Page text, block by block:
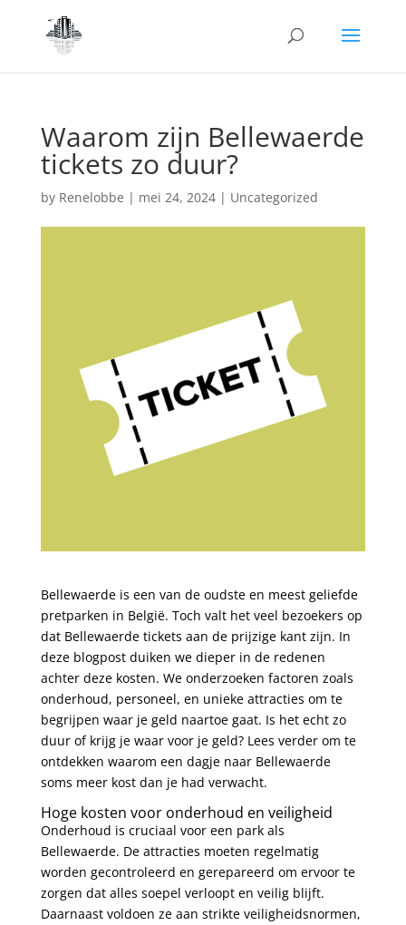
Waarom zijn Bellewaerde
tickets zo duur?
by Renelobbe | mei 24, 2024| Uncategorized
Bellewaerde is een van de oudste en meest geliefde
pretparken in België. Toch valt het veel bezoekers op
dat Bellewaerde tickets aan de prijzige kant zijn. In
deze blogpost duiken we dieper in de redenen
achter deze kosten. We onderzoeken factoren zoals
onderhoud, personeel, en unieke attracties om te
begrijpen waar je geld naartoe gaat. Is het echt zo
duur of krijg je waar voor je geld? Lees verder om te
ontdekken waarom een dagje naar Bellewaerde
soms meer kost dan je had verwacht.
Hoge kosten voor onderhoud en veiligheid
Onderhoud is cruciaal voor een park als
Bellewaerde. De attracties moeten regelmatig
worden gecontroleerd en gerepareerd om ervoor te
zorgen dat alles soepel verloopt en veilig blijft.
Daarnaast voldoen ze aan strikte veiligheidsnormen,